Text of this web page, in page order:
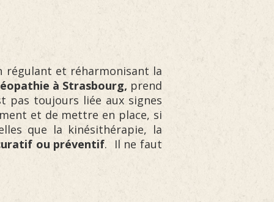
régulant et réharmonisant la
à Strasbourg, prend
pas toujours liée aux signes
et de mettre en place, si
que la kinésithérapie, la
ou préventif. Il ne faut